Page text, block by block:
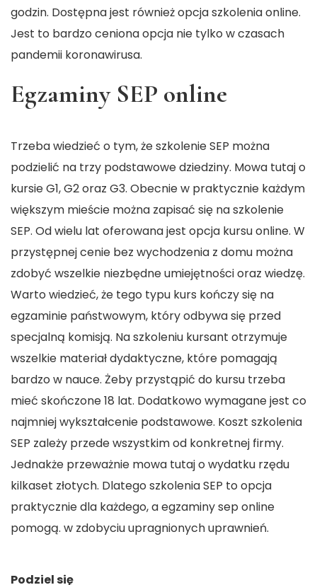
godzin. Dostępna jest również opcja szkolenia online.
Jest to bardzo ceniona opcja nie tylko w czasach
pandemii koronawirusa.
Egzaminy SEP online
Trzeba wiedzieć o tym, że szkolenie SEP można
podzielić na trzy podstawowe dziedziny. Mowa tutaj o
kursie G1, G2 oraz G3. Obecnie w praktycznie każdym
większym mieście można zapisać się na szkolenie
SEP. Od wielu lat oferowana jest opcja kursu online. W
przystępnej cenie bez wychodzenia z domu można
zdobyć wszelkie niezbędne umiejętności oraz wiedzę.
Warto wiedzieć, że tego typu kurs kończy się na
egzaminie państwowym, który odbywa się przed
specjalną komisją. Na szkoleniu kursant otrzymuje
wszelkie materiał dydaktyczne, które pomagają
bardzo w nauce. Żeby przystąpić do kursu trzeba
mieć skończone 18 lat. Dodatkowo wymagane jest co
najmniej wykształcenie podstawowe. Koszt szkolenia
SEP zależy przede wszystkim od konkretnej firmy.
Jednakże przeważnie mowa tutaj o wydatku rzędu
kilkaset złotych. Dlatego szkolenia SEP to opcja
praktycznie dla każdego, aegzaminy sep online
pomogą. w zdobyciu upragnionych uprawnień.
Podziel się